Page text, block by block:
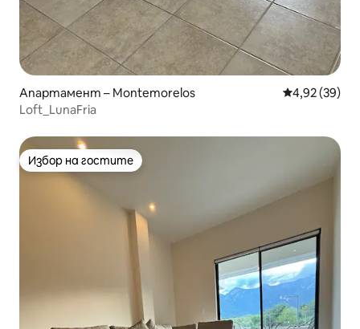
Апартамент – Montemorelos Средна
4,92 (39)
Loft_LunaFria
Избор на гостите
Избор на гостите